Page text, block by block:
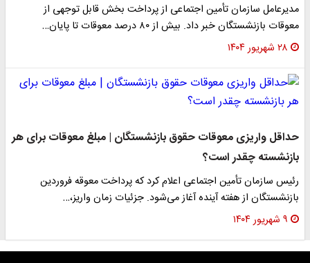
مدیرعامل سازمان تأمین اجتماعی از پرداخت بخش قابل توجهی از
معوقات بازنشستگان خبر داد. بیش از ۸۰ درصد معوقات تا پایان…
۲۸ شهریور ۱۴۰۴
حداقل واریزی معوقات حقوق بازنشستگان | مبلغ معوقات برای هر
بازنشسته چقدر است؟
رئیس سازمان تأمین اجتماعی اعلام کرد که پرداخت معوقه فروردین
بازنشستگان از هفته آینده آغاز می‌شود. جزئیات زمان واریز،…
۹ شهریور ۱۴۰۴